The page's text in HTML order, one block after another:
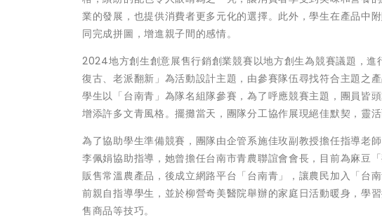
業的發展，也提供消費者更多元化的選擇。此外，學生在產品中
同完成拼圖，增進親子間的感情。
2024地方創生創意展售行銷創業競賽以地方創生為競賽議題，
復古、老派翻新」為活動設計主題，由參賽隊伍尋找符合主題之
學生以「台南青」為隊名組隊參賽，為了呼應競賽主題，團員皆
增添許多文青風格。擺攤當天，團隊分工協作展現絕佳默契，靈
為了協助學生準備競賽，團隊由企管系施佳玫副教授擔任指導老
李佩娟協助指導，她曾擔任台南市青農聯誼會會長，目前為麻豆
販售常溫農產品，後成立網路平台「台南青」，讓農民加入「台
前親自指導學生，並於柳營奇美醫院舉辦的家庭日活動暖身，學
售商品等技巧。